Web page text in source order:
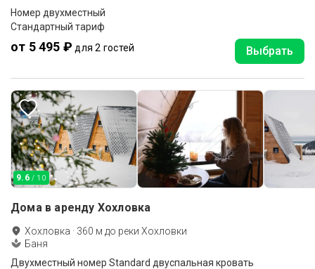
Номер двухместный
Стандартный тариф
от 5 495 ₽ для 2 гостей Выбрать
9.6 / 10
Дома в аренду Хохловка
Хохловка · 360 м до реки Хохловки
Баня
Двухместный номер Standard двуспальная кровать